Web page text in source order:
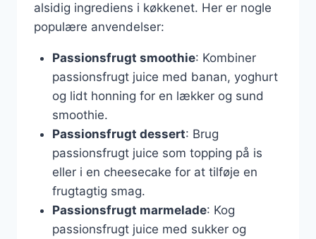
alsidig ingrediens i køkkenet. Her er nogle
populære anvendelser:
Passionsfrugt smoothie: Kombiner
passionsfrugt juice med banan, yoghurt
og lidt honning for en lækker og sund
smoothie.
Passionsfrugt dessert: Brug
passionsfrugt juice som topping på is
eller i en cheesecake for at tilføje en
frugtagtig smag.
Passionsfrugt marmelade: Kog
passionsfrugt juice med sukker og